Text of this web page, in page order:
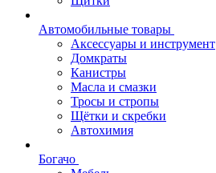
Автомобильные товары
Аксессуары и инструмент
Домкраты
Канистры
Масла и смазки
Тросы и стропы
Щётки и скребки
Автохимия
Богачо